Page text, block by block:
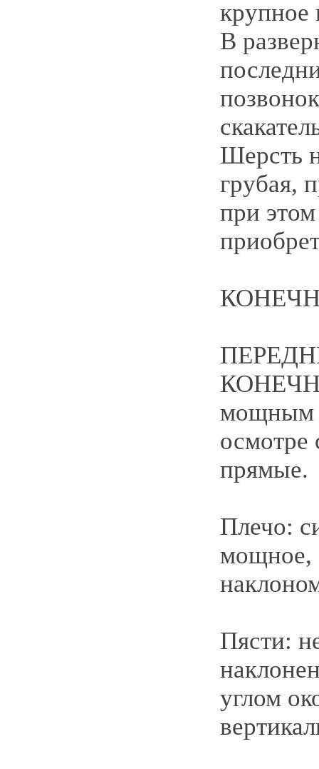
В
Шерсть
грубая,
при
мощным
осмотре
прямые.
Плечо:
мощное,
Пясти:
углом